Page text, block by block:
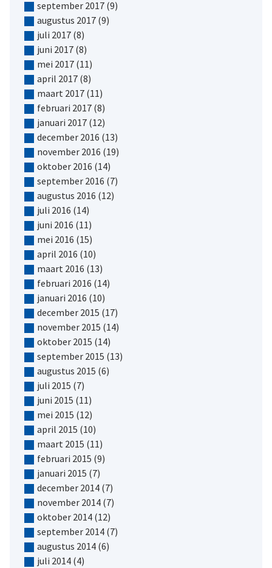
september 2017(9)
augustus 2017(9)
juli 2017(8)
juni 2017(8)
mei 2017(11)
april 2017(8)
maart 2017(11)
februari 2017(8)
januari 2017(12)
december 2016 (13)
november 2016 (19)
oktober 2016 (14)
september 2016 (7)
augustus 2016 (12)
juli 2016 (14)
juni 2016 (11)
mei 2016 (15)
april 2016 (10)
maart 2016 (13)
februari 2016 (14)
januari 2016 (10)
december 2015 (17)
november 2015 (14)
oktober 2015 (14)
september 2015 (13)
augustus 2015 (6)
juli 2015 (7)
juni 2015 (11)
mei 2015 (12)
april 2015 (10)
maart 2015 (11)
februari 2015 (9)
januari 2015 (7)
december 2014(7)
november 2014(7)
oktober 2014(12)
september 2014(7)
augustus 2014(6)
juli 2014(4)